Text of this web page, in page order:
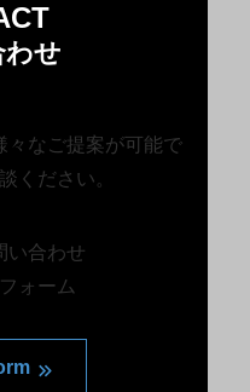
わせ
々なご提案が可能で
ください。
い合わせ
ォーム